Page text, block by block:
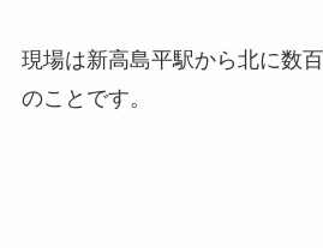
現場は新高島平駅から北に数
のことです。